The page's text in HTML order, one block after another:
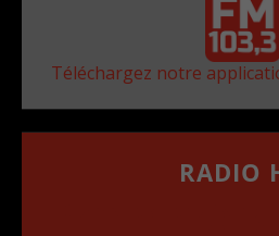
Téléchargez notre
RADIO